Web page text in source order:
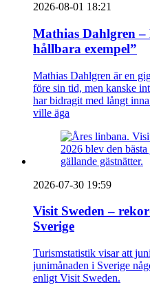
2026-08-01 18:21
Mathias Dahlgren –
hållbara exempel”
Mathias Dahlgren är en
före sin tid, men kanske
har bidragit med långt
ville äga
2026-07-30 19:59
Visit Sweden –
Sverige
Turismstatistik visar att
junimånaden i Sverige
enligt Visit Sweden.